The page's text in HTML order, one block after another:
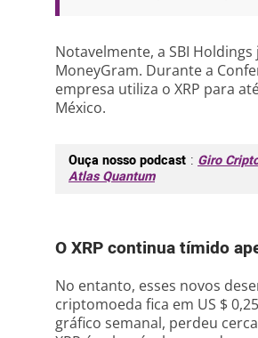
Notavelmente, a SBI
MoneyGram. Durante a
empresa utiliza o XRP para
México.
Ouça nosso podcast : Giro
Atlas Quantum
O XRP continua tímido
No entanto, esses novos
criptomoeda fica em US $
gráfico semanal, perdeu